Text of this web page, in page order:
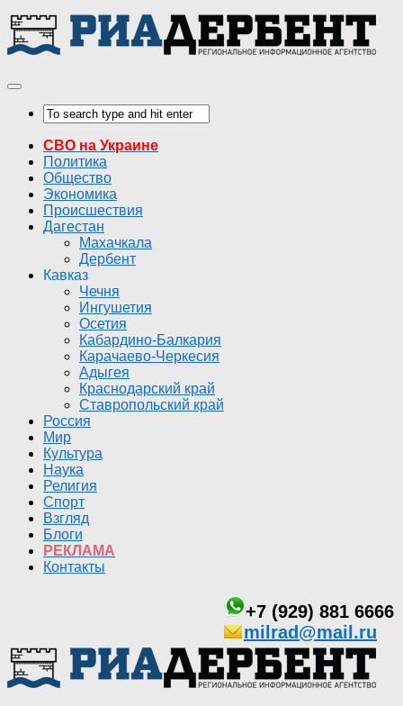
СВО на Украине
Политика
Общество
Экономика
Происшествия
Дагестан
Махачкала
Дербент
Кавказ
Чечня
Ингушетия
Осетия
Кабардино-Балкария
Карачаево-Черкесия
Адыгея
Краснодарский край
Ставропольский край
Россия
Мир
Культура
Наука
Религия
Спорт
Взгляд
Блоги
РЕКЛАМА
Контакты
+7 (929) 881 6666
milrad@mail.ru